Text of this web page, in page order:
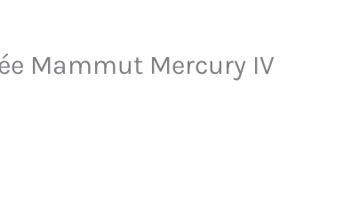
Mammut Mercury IV